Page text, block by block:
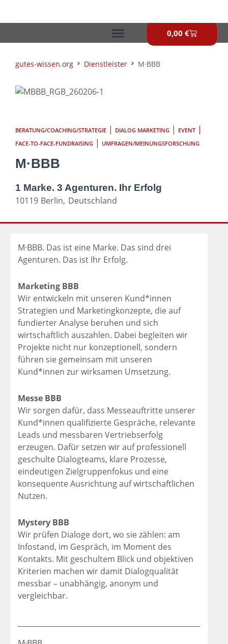
0,00 €
gutes-wissen.org Dienstleister M·BBB
BERATUNG/COACHING/STRATEGIE | DIALOG MARKETING | EVENT |
FACE-TO-FACE-FUNDRAISING | UMFRAGEN/MEINUNGSFORSCHUNG
M·BBB
1 Marke. 3 Agenturen. Ihr Erfolg
10119 Berlin, Deutschland
M·BBB. Das ist eine Marke. Das sind drei
Agenturen. Das ist Ihr Erfolg.
Marketing BBB
Wir entwickeln mit unseren Kund*innen
Strategien und Marketingkonzepte, die auf
fundierter Analyse beruhen und sich
wirtschaftlich auszahlen. Dabei begleiten wir
Projekte nicht nur konzeptionell, sondern
führen sie gemeinsam mit unseren
Kund*innen zur wirksamen Umsetzung.
Messe BBB
Wir sorgen dafür, dass Messeauftritte unserer
Kund*innen qualifizierte Gespräche, relevante
Leads und messbaren Vertriebserfolg
erzeugen. Dafür setzen wir auf professionell
geschulte Dialogteams, klare Prozesse,
eindeutigen Zielgruppenfokus und eine
konsequente Ausrichtung auf wirtschaftlichen
Nutzen.
Mystery BBB
Wir prüfen Dialoge dort, wo sie zählen: am
Infostand, im Gespräch, im Moment des
Kontakts. Mit geschultem Blick und objektiven
Kriterien machen wir damit Dialogqualität
messbar – unabhängig, anonym und
vergleichbar.